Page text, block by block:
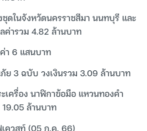
ชุดในจังหวัดนครราชสีมา นนทบุรี และ
ค่ารวม 4.82 ล้านบาท
า 6 แสนบาท
ย 3 ฉบับ วงเงินรวม 3.09 ล้านบาท
เครื่อง นาฬิกาข้อมือ แหวนทองคำ
ล้านบาท
ควสท์ (05 ก.ค. 66)